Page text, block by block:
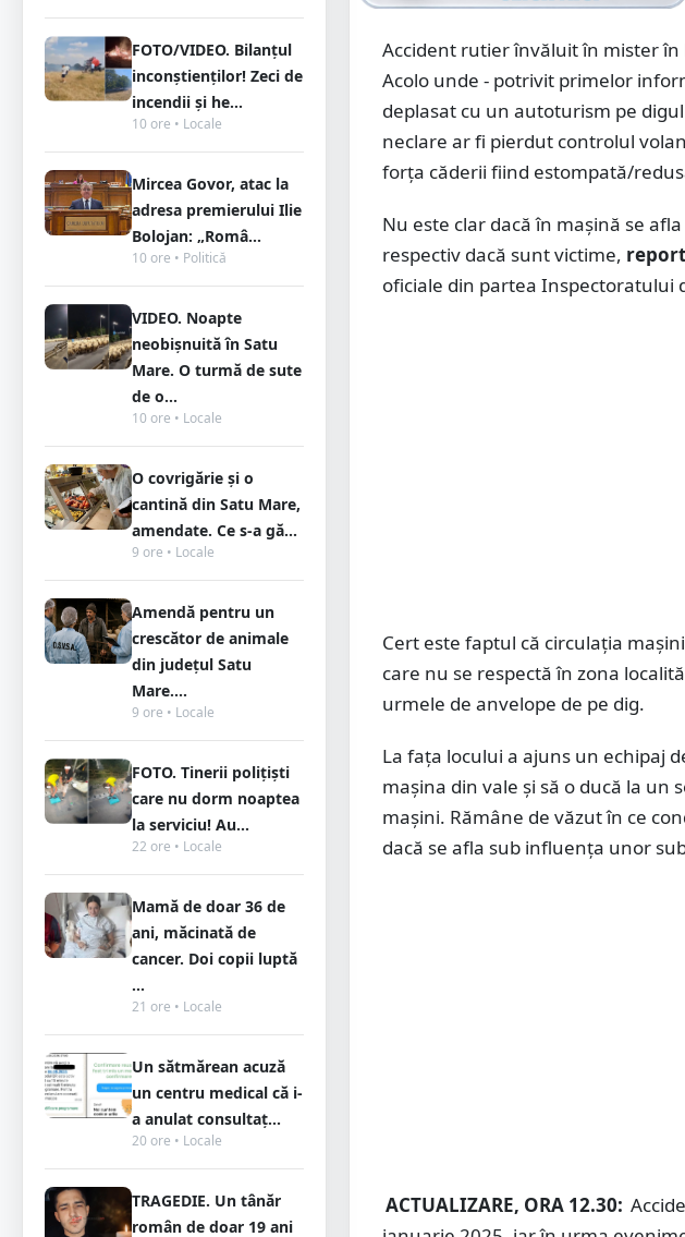
FOTO/VIDEO. Bilanțul
inconștienților! Zeci de
incendii și he...
10 ore • Locale
Mircea Govor, atac la
adresa premierului Ilie
Bolojan: „Româ...
10 ore • Politică
VIDEO. Noapte
neobișnuită în Satu
Mare. O turmă de sute
de o...
10 ore • Locale
O covrigărie și o
cantină din Satu Mare,
amendate. Ce s-a gă...
9 ore • Locale
Amendă pentru un
crescător de animale
din județul Satu
Mare....
9 ore • Locale
FOTO. Tinerii polițiști
care nu dorm noaptea
la serviciu! Au...
22 ore • Locale
Mamă de doar 36 de
ani, măcinată de
cancer. Doi copii luptă
...
21 ore • Locale
Un sătmărean acuză
un centru medical că i-
a anulat consultaț...
20 ore • Locale
TRAGEDIE. Un tânăr
român de doar 19 ani
Accident rutier învăluit în mister
Acolo unde - potrivit primelor
deplasat cu un autoturism pe
neclare ar fi pierdut controlul
forța căderii fiind estompată/
Nu este clar dacă în mașină se
respectiv dacă sunt victime,
oficiale din partea Inspectoratului
Cert este faptul că circulația
care nu se respectă în zona
urmele de anvelope de pe dig.
La fața locului a ajuns un echipaj
mașina din vale și să o ducă la un
mașini. Rămâne de văzut în ce
dacă se afla sub influența unor
ACTUALIZARE, ORA 12.30: